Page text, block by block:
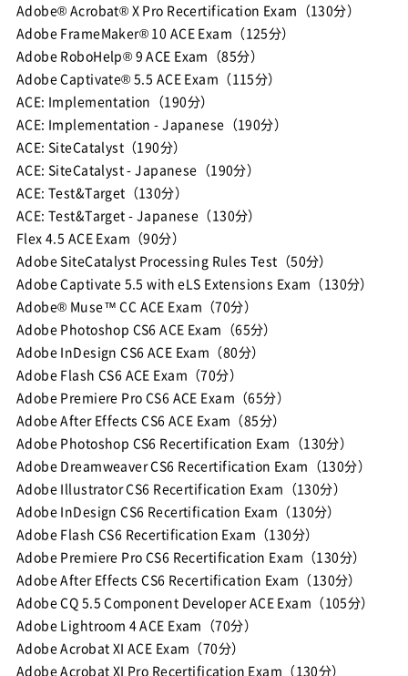
Adobe® Acrobat® X Pro Recertification Exam（130分）
Adobe FrameMaker® 10 ACE Exam（125分）
Adobe RoboHelp® 9 ACE Exam（85分）
Adobe Captivate® 5.5 ACE Exam（115分）
ACE: Implementation（190分）
ACE: Implementation - Japanese（190分）
ACE: SiteCatalyst（190分）
ACE: SiteCatalyst - Japanese（190分）
ACE: Test&Target（130分）
ACE: Test&Target - Japanese（130分）
Flex 4.5 ACE Exam（90分）
Adobe SiteCatalyst Processing Rules Test（50分）
Adobe Captivate 5.5 with eLS Extensions Exam（130分）
Adobe® Muse™ CC ACE Exam（70分）
Adobe Photoshop CS6 ACE Exam（65分）
Adobe InDesign CS6 ACE Exam（80分）
Adobe Flash CS6 ACE Exam（70分）
Adobe Premiere Pro CS6 ACE Exam（65分）
Adobe After Effects CS6 ACE Exam（85分）
Adobe Photoshop CS6 Recertification Exam（130分）
Adobe Dreamweaver CS6 Recertification Exam（130分）
Adobe Illustrator CS6 Recertification Exam（130分）
Adobe InDesign CS6 Recertification Exam（130分）
Adobe Flash CS6 Recertification Exam（130分）
Adobe Premiere Pro CS6 Recertification Exam（130分）
Adobe After Effects CS6 Recertification Exam（130分）
Adobe CQ 5.5 Component Developer ACE Exam（105分）
Adobe Lightroom 4 ACE Exam（70分）
Adobe Acrobat XI ACE Exam（70分）
Adobe Acrobat XI Pro Recertification Exam（130分）